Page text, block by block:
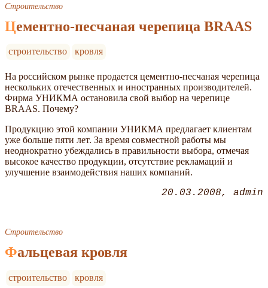
Строительство
Цементно-песчаная черепица BRAAS
строительство кровля
На российском рынке продается цементно-песчаная черепица
нескольких отечественных и иностранных производителей.
Фирма УНИКМА остановила свой выбор на черепице
BRAAS. Почему?
Продукцию этой компании УНИКМА предлагает клиентам
уже больше пяти лет. За время совместной работы мы
неоднократно убеждались в правильности выбора, отмечая
высокое качество продукции, отсутствие рекламаций и
улучшение взаимодействия наших компаний.
20.03.2008 admin
Строительство
Фальцевая кровля
строительство кровля